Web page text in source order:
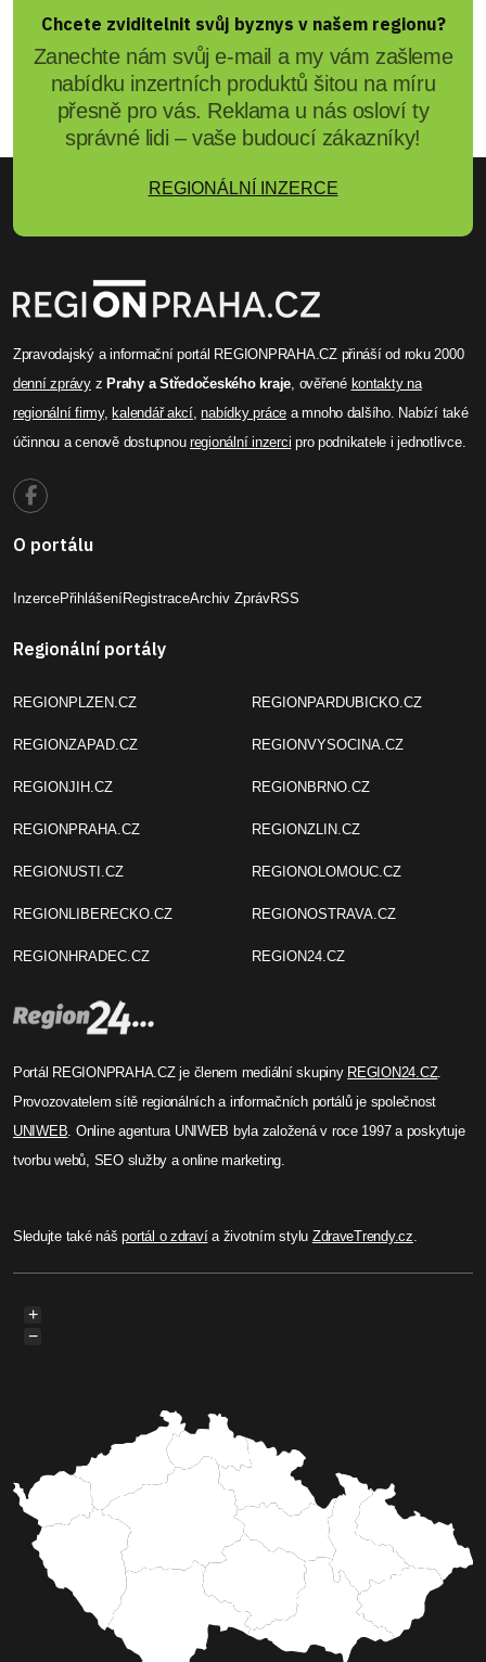
Chcete zviditelnit svůj byznys v našem regionu?
Zanechte nám svůj e-mail a my vám zašleme
nabídku inzertních produktů šitou na míru
přesně pro vás. Reklama u nás osloví ty
správné lidi – vaše budoucí zákazníky!
REGIONÁLNÍ INZERCE
Zpravodajský a informační portál REGIONPRAHA.CZ přináší od roku 2000
denní zprávyzPrahy a Středočeského kraje , ověřené kontakty na
regionální firmy,kalendář akcí,nabídky práce a mnoho dalšího. Nabízí také
účinnou a cenově dostupnou regionální inzerci pro podnikatele i jednotlivce.
O portálu
InzercePřihlášeníRegistraceArchiv ZprávRSS
Regionální portály
REGIONPLZEN.CZ
REGIONZAPAD.CZ
REGIONJIH.CZ
REGIONPRAHA.CZ
REGIONUSTI.CZ
REGIONLIBERECKO.CZ
REGIONHRADEC.CZ
REGIONPARDUBICKO.CZ
REGIONVYSOCINA.CZ
REGIONBRNO.CZ
REGIONZLIN.CZ
REGIONOLOMOUC.CZ
REGIONOSTRAVA.CZ
REGION24.CZ
Portál REGIONPRAHA.CZ je členem mediální skupiny REGION24.CZ.
Provozovatelem sítě regionálních a informačních portálů je společnost
UNIWEB . Online agentura UNIWEB byla založená v roce 1997 a poskytuje
tvorbu webů, SEO služby a online marketing.
Sledujte také nášportál o zdravía životním stylu ZdraveTrendy.cz
+
−